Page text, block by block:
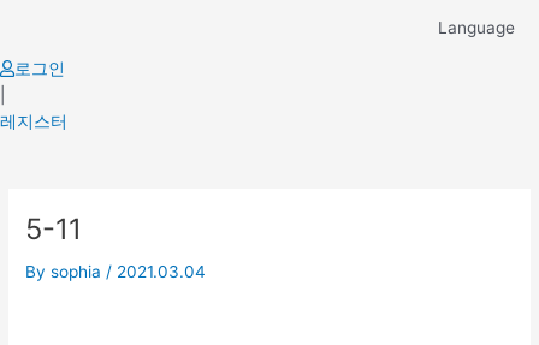
content
Language
로그인
레지스터
5-11
Bysophia / 2021.03.04